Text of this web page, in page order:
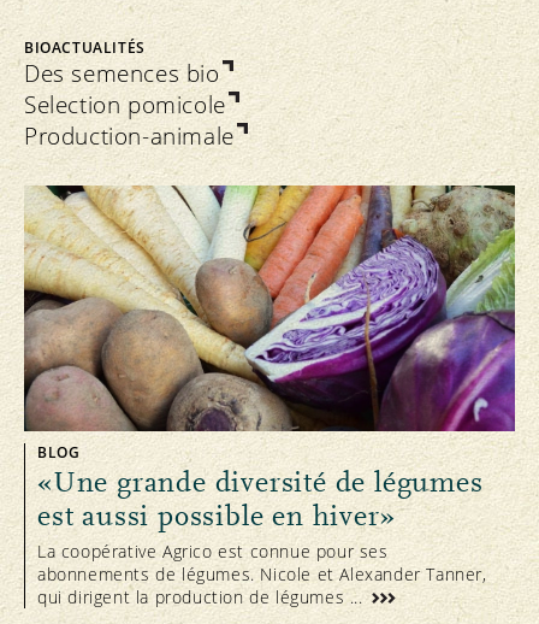
BIOACTUALITÉS
Des semences bio
Selection pomicole
Production-animale
BLOG
«Une grande diversité de légumes
est aussi possible en hiver»
La coopérative Agrico est connue pour ses
abonnements de légumes. Nicole et Alexander Tanner,
qui dirigent la production de légumes ...